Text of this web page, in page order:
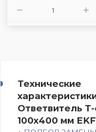
Технические
Ответвитель
100х400 мм EKF